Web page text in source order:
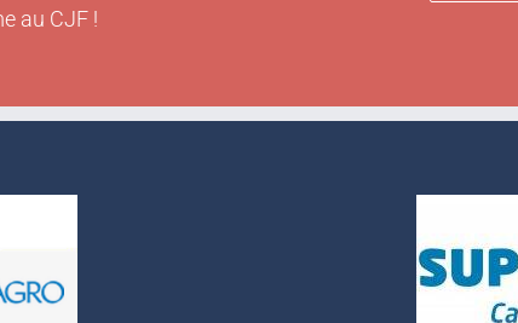
au CJF !